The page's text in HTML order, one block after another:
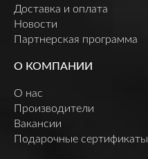
Доставка и оплата
Новости
Партнерская программа
О КОМПАНИИ
О нас
Производители
Вакансии
Подарочные сертификаты